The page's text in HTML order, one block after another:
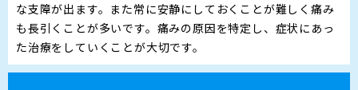
な支障が出ます。また常に安静にしておくことが難しく痛み
も長引くことが多いです。痛みの原因を特定し、症状にあっ
た治療をしていくことが大切です。